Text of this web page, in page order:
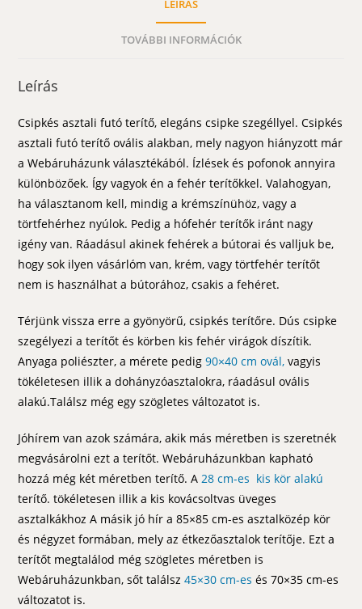
LEÍRÁS
TOVÁBBI INFORMÁCIÓK
Leírás
Csipkés asztali futó terítő, elegáns csipke szegéllyel. Csipkés
asztali futó terítő ovális alakban, mely nagyon hiányzott már
a Webáruházunk választékából. Ízlések és pofonok annyira
különbözőek. Így vagyok én a fehér terítőkkel. Valahogyan,
ha választanom kell, mindig a krémszínühöz, vagy a
törtfehérhez nyúlok. Pedig a hófehér terítők iránt nagy
igény van. Ráadásul akinek fehérek a bútorai és valljuk be,
hogy sok ilyen vásárlóm van, krém, vagy törtfehér terítőt
nem is használhat a bútorához, csakis a fehéret.
Térjünk vissza erre a gyönyörű, csipkés terítőre. Dús csipke
szegélyezi a terítőt és körben kis fehér virágok díszítik.
Anyaga poliészter, a mérete pedig90×40 cm ovál, vagyis
tökéletesen illik a dohányzóasztalokra, ráadásul ovális
alakú.Találsz még egy szögletes változatot is.
Jóhírem van azok számára, akik más méretben is szeretnék
megvásárolni ezt a terítőt. Webáruházunkban kapható
hozzá még két méretben terítő. A 28 cm-es kis kör alakú
terítő. tökéletesen illik a kis kovácsoltvas üveges
asztalkákhoz A másik jó hír a 85×85 cm-es asztalközép kör
és négyzet formában, mely az étkezőasztalok terítője. Ezt a
terítőt megtalálod még szögletes méretben is
Webáruházunkban, sőt találsz45×30 cm-es és 70×35 cm-es
változatot is.